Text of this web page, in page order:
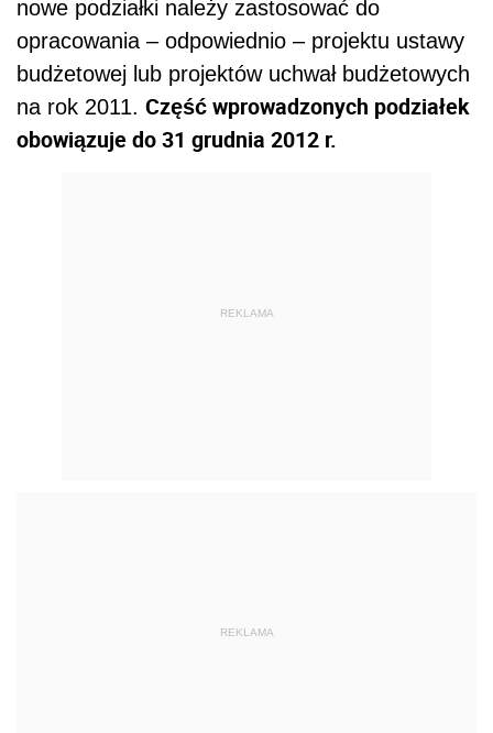
nowe podziałki należy zastosować do
opracowania – odpowiednio – projektu ustawy
budżetowej lub projektów uchwał budżetowych
na rok 2011. Część wprowadzonych podziałek
obowiązuje do 31 grudnia 2012 r.
REKLAMA
REKLAMA